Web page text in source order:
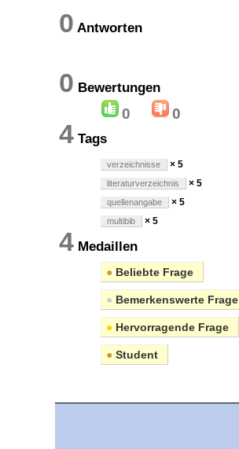
0 Antworten
0 Bewertungen
0 0
4 Tags
verzeichnisse × 5
literaturverzeichnis × 5
quellenangabe × 5
multibib × 5
4 Medaillen
● Beliebte Frage
● Bemerkenswerte Frage
● Hervorragende Frage
● Student